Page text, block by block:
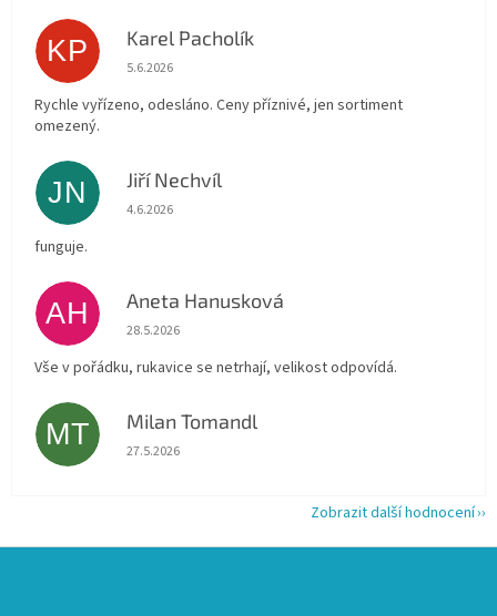
KP Karel Pacholík
Hodnocení obchodu je 4 z 5 hvězdiček.
5.6.2026
Rychle vyřízeno, odesláno. Ceny příznivé, jen sortiment
omezený.
JN Jiří Nechvíl
Hodnocení obchodu je 5 z 5 hvězdiček.
4.6.2026
funguje.
AH Aneta Hanusková
Hodnocení obchodu je 5 z 5 hvězdiček.
28.5.2026
Vše v pořádku, rukavice se netrhají, velikost odpovídá.
MT Milan Tomandl
Hodnocení obchodu je 5 z 5 hvězdiček.
27.5.2026
Zobrazit další hodnocení